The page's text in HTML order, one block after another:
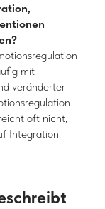
mit
veränderter
oft nicht,
Integration